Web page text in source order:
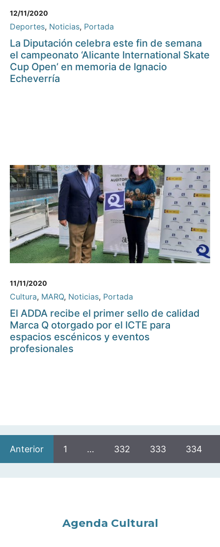
12/11/2020
Deportes, Noticias, Portada
La Diputación celebra este fin de semana
el campeonato ‘Alicante International Skate
Cup Open’ en memoria de Ignacio
Echeverría
11/11/2020
Cultura, MARQ, Noticias, Portada
El ADDA recibe el primer sello de calidad
Marca Q otorgado por el ICTE para
espacios escénicos y eventos
profesionales
Anterior 1 … 332 333 334
Agenda Cultural